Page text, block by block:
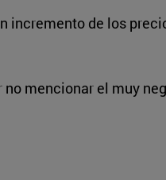
incremento de los
mencionar el muy